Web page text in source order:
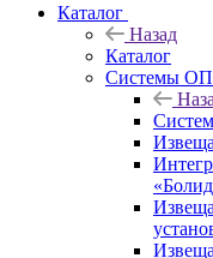
Каталог
Назад
Каталог
Системы